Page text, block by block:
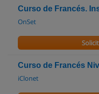
Curso de Francés.
OnSet
Curso de Francés
iClonet